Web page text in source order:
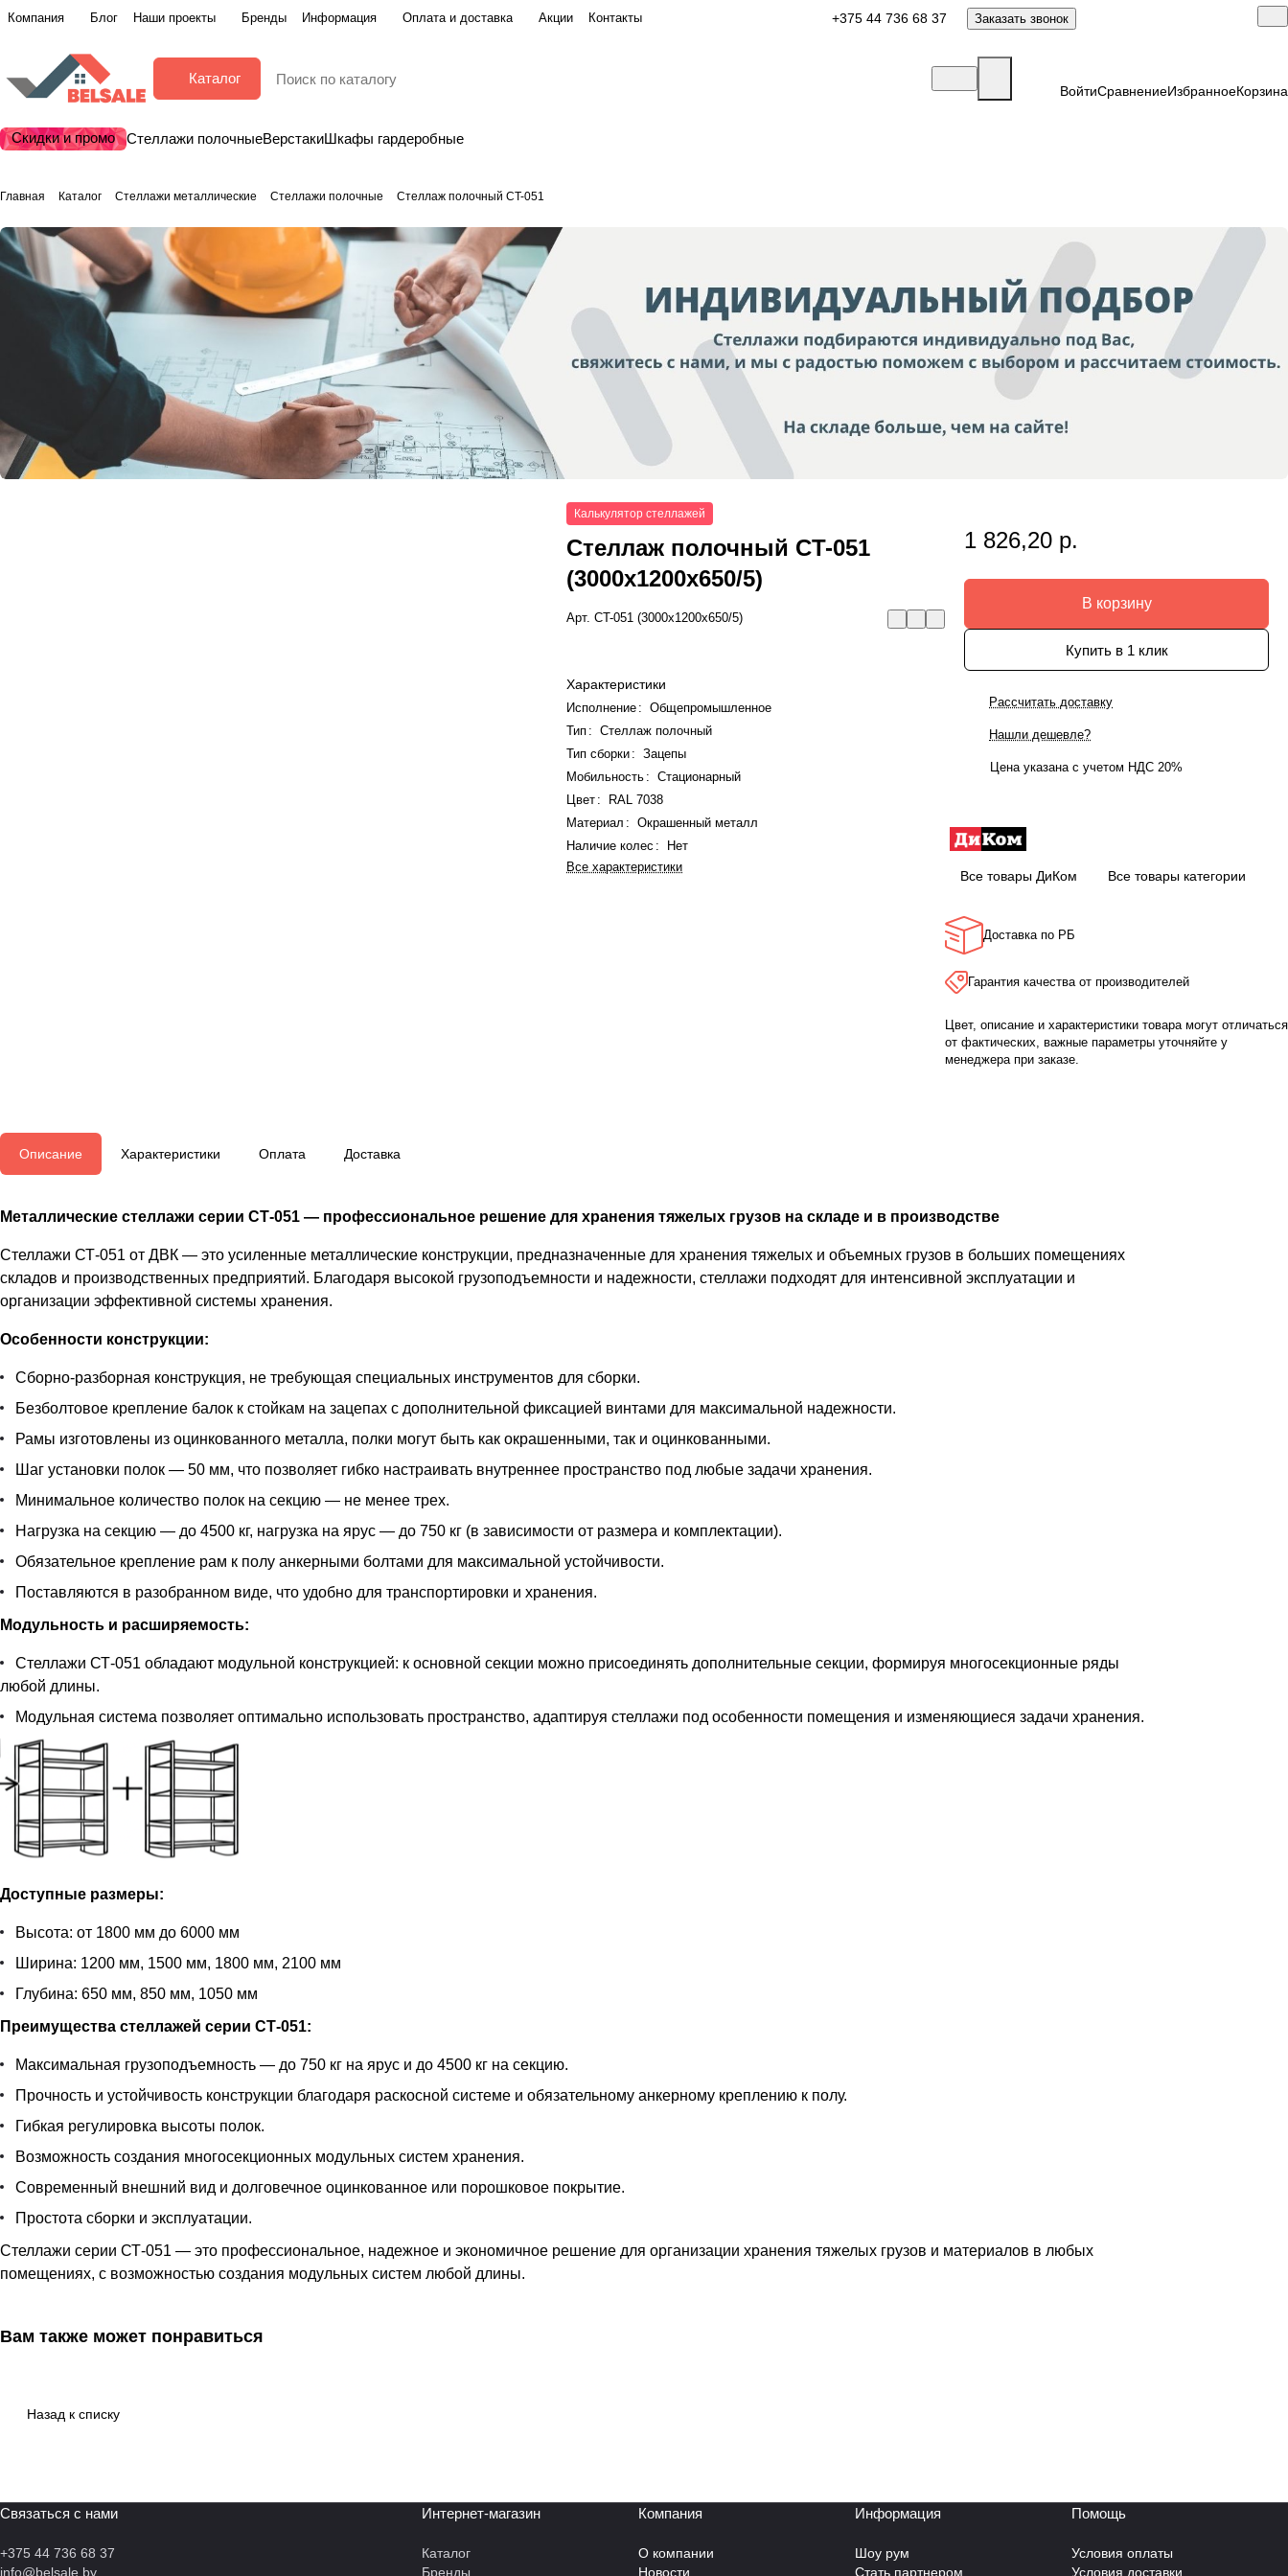
Компания Блог Наши проекты Бренды Информация Оплата и доставка Акции Контакты +375 44 736 68 37 Заказать звонок
Каталог
ВойтиСравнениеИзбранноеКорзина
Скидки и промо Стеллажи полочныеВерстакиШкафы гардеробные
Главная Каталог Стеллажи металлические Стеллажи полочные Стеллаж полочный СT-051
Калькулятор стеллажей
Стеллаж полочный СT-051
(3000x1200x650/5)
Арт.СT-051 (3000x1200x650/5)
Характеристики
Исполнение :
Общепромышленное
Тип :
Стеллаж полочный
Тип сборки:
Зацепы
Мобильность :
Стационарный
Цвет :
RAL 7038
Материал :
Окрашенный металл
Наличие колес :
Нет
Все характеристики
1 826,20 р.
В корзину
Купить в 1 клик
Рассчитать доставку
Нашли дешевле?
Цена указана с учетом НДС 20%
Все товары ДиКом Все товары категории
Доставка по РБ
Гарантия качества от производителей
Цвет, описание и характеристики товара могут отличаться
от фактических, важные параметры уточняйте у
менеджера при заказе.
Описание Характеристики Оплата Доставка
Металлические стеллажи серии СТ-051 — профессиональное решение для хранения тяжелых грузов на складе и в производстве
Стеллажи СТ-051 от ДВК — это усиленные металлические конструкции, предназначенные для хранения тяжелых и объемных грузов в больших помещениях
складов и производственных предприятий. Благодаря высокой грузоподъемности и надежности, стеллажи подходят для интенсивной эксплуатации и
организации эффективной системы хранения.
Особенности конструкции:
Сборно-разборная конструкция, не требующая специальных инструментов для сборки.
Безболтовое крепление балок к стойкам на зацепах с дополнительной фиксацией винтами для максимальной надежности.
Рамы изготовлены из оцинкованного металла, полки могут быть как окрашенными, так и оцинкованными.
Шаг установки полок — 50 мм, что позволяет гибко настраивать внутреннее пространство под любые задачи хранения.
Минимальное количество полок на секцию — не менее трех.
Нагрузка на секцию — до 4500 кг, нагрузка на ярус — до 750 кг (в зависимости от размера и комплектации).
Обязательное крепление рам к полу анкерными болтами для максимальной устойчивости.
Поставляются в разобранном виде, что удобно для транспортировки и хранения.
Модульность и расширяемость:
Стеллажи СТ-051 обладают модульной конструкцией: к основной секции можно присоединять дополнительные секции, формируя многосекционные ряды
любой длины.
Модульная система позволяет оптимально использовать пространство, адаптируя стеллажи под особенности помещения и изменяющиеся задачи хранения.
Доступные размеры:
Высота: от 1800 мм до 6000 мм
Ширина: 1200 мм, 1500 мм, 1800 мм, 2100 мм
Глубина: 650 мм, 850 мм, 1050 мм
Преимущества стеллажей серии СТ-051:
Максимальная грузоподъемность — до 750 кг на ярус и до 4500 кг на секцию.
Прочность и устойчивость конструкции благодаря раскосной системе и обязательному анкерному креплению к полу.
Гибкая регулировка высоты полок.
Возможность создания многосекционных модульных систем хранения.
Современный внешний вид и долговечное оцинкованное или порошковое покрытие.
Простота сборки и эксплуатации.
Стеллажи серии СТ-051 — это профессиональное, надежное и экономичное решение для организации хранения тяжелых грузов и материалов в любых
помещениях, с возможностью создания модульных систем любой длины.
Вам также может понравиться
Назад к списку
Связаться с нами
+375 44 736 68 37
info@belsale.by
Интернет-магазин
Каталог
Бренды
Компания
О компании
Новости
Информация
Шоу рум
Стать партнером
Помощь
Условия оплаты
Условия доставки